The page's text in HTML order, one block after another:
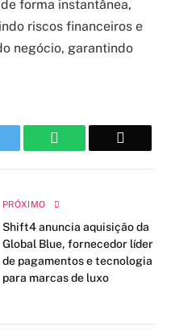
forma instantânea,
riscos financeiros e
negócio, garantindo
WhatsApp
PRÓXIMO
Shift4 anuncia aquisição da
Global Blue, fornecedor líder
de pagamentos e tecnologia
para marcas de luxo